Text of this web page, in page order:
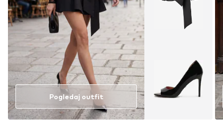
Pogledaj outfit